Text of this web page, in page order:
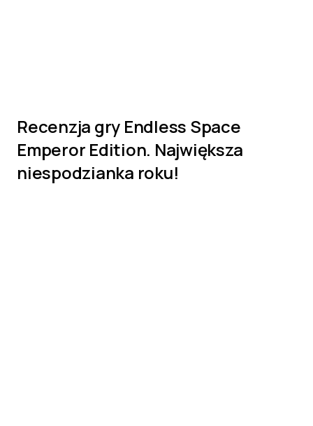
Recenzja gry Endless Space
Emperor Edition. Największa
niespodzianka roku!